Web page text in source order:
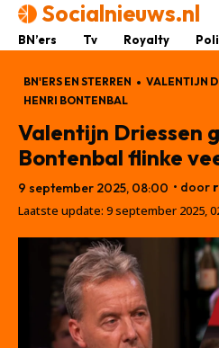
Socialnieuws.nl
BN’ers Tv Royalty
BN'ERS EN STERREN VALENTIJN
HENRI BONTENBAL
Valentijn Driessen
Bontenbal flinke
9 september 2025, 08:00 • door
Laatste update: 9 september 2025,